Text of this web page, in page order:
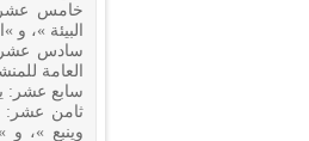
خامس عشر:
البيئة »، و
سادس عشر:
العامة
سابع عشر:
ثامن عشر:
وينبع »، و